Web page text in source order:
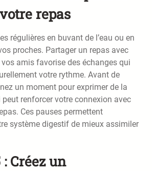
repas
régulières en buvant de l’eau ou en
proches. Partager un repas avec
amis favorise des échanges qui
votre rythme. Avant de
un moment pour exprimer de la
renforcer votre connexion avec
Ces pauses permettent
système digestif de mieux assimiler
Créez un